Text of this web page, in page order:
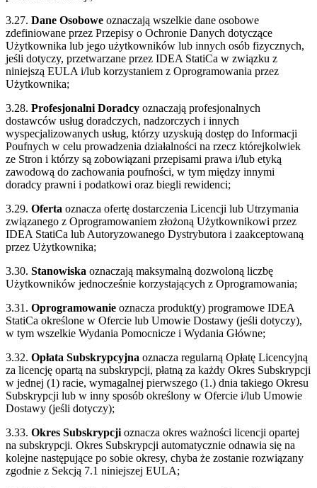
3.27. Dane Osobowe oznaczają wszelkie dane osobowe
zdefiniowane przez Przepisy o Ochronie Danych dotyczące
Użytkownika lub jego użytkowników lub innych osób fizycznych,
jeśli dotyczy, przetwarzane przez IDEA StatiCa w związku z
niniejszą EULA i/lub korzystaniem z Oprogramowania przez
Użytkownika;
3.28. Profesjonalni Doradcy oznaczają profesjonalnych
dostawców usług doradczych, nadzorczych i innych
wyspecjalizowanych usług, którzy uzyskują dostęp do Informacji
Poufnych w celu prowadzenia działalności na rzecz którejkolwiek
ze Stron i którzy są zobowiązani przepisami prawa i/lub etyką
zawodową do zachowania poufności, w tym między innymi
doradcy prawni i podatkowi oraz biegli rewidenci;
3.29. Oferta oznacza ofertę dostarczenia Licencji lub Utrzymania
związanego z Oprogramowaniem złożoną Użytkownikowi przez
IDEA StatiCa lub Autoryzowanego Dystrybutora i zaakceptowaną
przez Użytkownika;
3.30. Stanowiska oznaczają maksymalną dozwoloną liczbę
Użytkowników jednocześnie korzystających z Oprogramowania;
3.31. Oprogramowanie oznacza produkt(y) programowe IDEA
StatiCa określone w Ofercie lub Umowie Dostawy (jeśli dotyczy),
w tym wszelkie Wydania Pomocnicze i Wydania Główne;
3.32. Opłata Subskrypcyjna oznacza regularną Opłatę Licencyjną
za licencję opartą na subskrypcji, płatną za każdy Okres Subskrypcji
w jednej (1) racie, wymagalnej pierwszego (1.) dnia takiego Okresu
Subskrypcji lub w inny sposób określony w Ofercie i/lub Umowie
Dostawy (jeśli dotyczy);
3.33. Okres Subskrypcjioznacza okres ważności licencji opartej
na subskrypcji. Okres Subskrypcji automatycznie odnawia się na
kolejne następujące po sobie okresy, chyba że zostanie rozwiązany
zgodnie z Sekcją 7.1 niniejszej EULA;